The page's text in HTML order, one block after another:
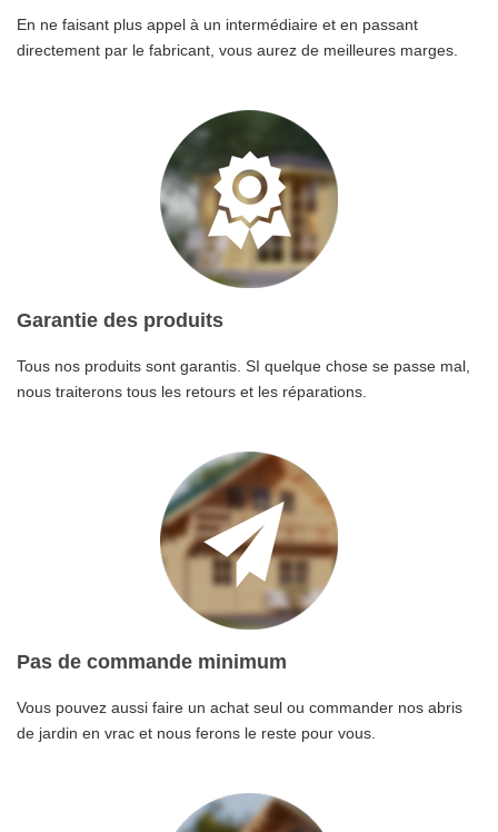
En ne faisant plus appel à un intermédiaire et en passant
directement par le fabricant, vous aurez de meilleures marges.
Garantie des produits
Tous nos produits sont garantis. SI quelque chose se passe mal,
nous traiterons tous les retours et les réparations.
Pas de commande minimum
Vous pouvez aussi faire un achat seul ou commander nos abris
de jardin en vrac et nous ferons le reste pour vous.